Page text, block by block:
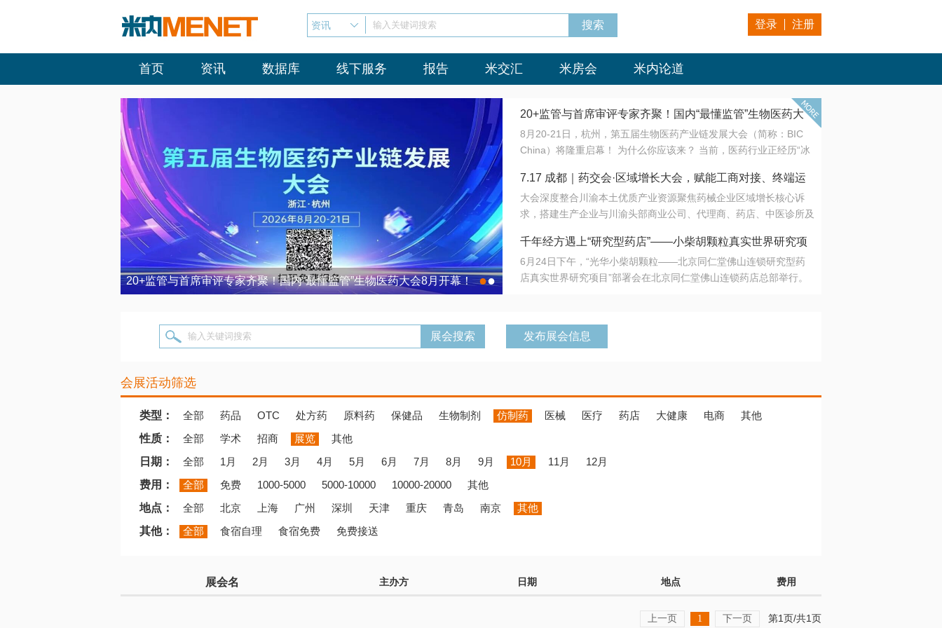
资讯 输入关键词搜索 登录 注册
首页 资讯 数据库 线下服务 报告 米交汇 米房会 米内论道
20+监管与首席审评专家齐聚！国内“最懂监管”生物医药大会8月开幕！ 7.17 成都｜药交会·区域增长大会，赋能工商对接、终端运营
●●
20+监管与首席审评专家齐聚！国内“最懂监管”生物医药大
会8月开幕！
8月20-21日，杭州，第五届生物医药产业链发展大会（简称：BIC
China）将隆重启幕！ 为什么你应该来？ 当前，医药行业正经历“冰
法正重新定义研发效率；另一端是创新药“最后一公里”的支付与入院
难题，呼唤更成熟的产业生态。 同质化“内卷”已无出路，全产业链协
同与出海能力建设才是破局关键。 本届大会以 “重构生态，定义未
算力突围；从中药创新、复杂药物制剂、CGT、多肽与小核酸的技
术攻坚，到CDMO的柔性智造。 我们致力于打破壁垒，让“实验
室”与“生产线”、“研发端”与“支付端”深度对话，更让监管、产业、资
7.17 成都｜药交会·区域增长大会，赋能工商对接、终端运
营
大会深度整合川渝本土优质产业资源聚焦药械企业区域增长核心诉
求，搭建生产企业与川渝头部商业公司、代理商、药店、中医诊所及
域增量份额夯实西南市场战略布局
千年经方遇上“研究型药店”——小柴胡颗粒真实世界研究项
目在北京同仁堂佛山连锁启动
6月24日下午，“光华小柴胡颗粒——北京同仁堂佛山连锁研究型药
店真实世界研究项目”部署会在北京同仁堂佛山连锁药店总部举行。
输入关键词搜索 发布展会信息
会展活动筛选
类型： 全部 药品 OTC 处方药 原料药 保健品 生物制剂 仿制药 医械 医疗 药店 大健康 电商
其他
性质：
全部 学术 招商 展览
其他
日期：
全部 1月 2月 3月 4月 5月 6月 7月 8月 9月 10月 11月
12月
费用：
全部 免费 1000-5000 5000-10000 10000-20000
其他
地点：
全部 北京 上海 广州 深圳 天津 重庆 青岛 南京
其他
其他：
全部 食宿自理 食宿免费 免费接送
展会名 主办方 日期 地点 费用
上一页 1 下一页 第1页/共1页